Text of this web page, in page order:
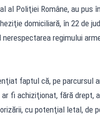
al Poliţiei Române, au pus
domiciliară, în 22 de
nerespectarea regimului
faptul că, pe parcursul
fi achiziţionat, fără drept,
cu potenţial letal, de